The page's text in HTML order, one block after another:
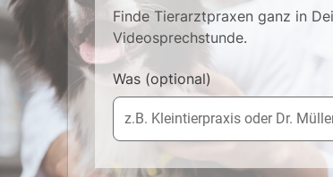
Finde Tierarztpraxen ganz in
Videosprechstunde.
Was (optional)